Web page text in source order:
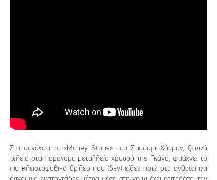
Στη συνέχεια το «Money Stone» του Στιούαρτ Χάρμον, ξεκινά
τέλεια στα παράνομα μεταλλεία χρυσού της Γκάνα, φτιάχνει το
πιο κλειστοφοβικό θρίλερ που (δεν) είδες ποτέ στα ανθρώπινα